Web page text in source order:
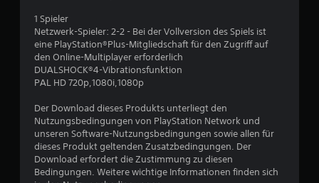
B
e
r
t
1 Spieler
Netzwerk-Spieler: 2-2 - Bei der Vollversion des Spiels ist
eine PlayStation®Plus-Mitgliedschaft für den Zugriff auf
den Online-Multiplayer erforderlich
DUALSHOCK®4-Vibrationsfunktion
PAL HD 720p,1080i,1080p
Der Download dieses Produkts unterliegt den
Nutzungsbedingungen von PlayStation Network und
unseren Software-Nutzungsbedingungen sowie allen für
dieses Produkt geltenden Zusatzbedingungen. Der
Download erfordert die Zustimmung zu diesen
Bedingungen. Weitere wichtige Informationen finden sich